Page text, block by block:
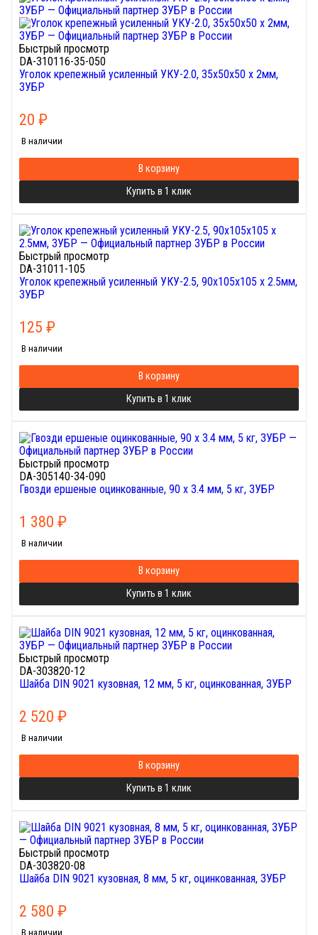
Быстрый просмотр
DA-310116-35-050
Уголок крепежный усиленный УКУ-2.0, 35х50х50 х 2мм,
ЗУБР
20 ₽
В наличии
В корзину
Купить в 1 клик
Быстрый просмотр
DA-31011-105
Уголок крепежный усиленный УКУ-2.5, 90х105х105 х 2.5мм,
ЗУБР
125 ₽
В наличии
В корзину
Купить в 1 клик
Быстрый просмотр
DA-305140-34-090
Гвозди ершеные оцинкованные, 90 х 3.4 мм, 5 кг, ЗУБР
1 380 ₽
В наличии
В корзину
Купить в 1 клик
Быстрый просмотр
DA-303820-12
Шайба DIN 9021 кузовная, 12 мм, 5 кг, оцинкованная, ЗУБР
2 520 ₽
В наличии
В корзину
Купить в 1 клик
Быстрый просмотр
DA-303820-08
Шайба DIN 9021 кузовная, 8 мм, 5 кг, оцинкованная, ЗУБР
2 580 ₽
В наличии